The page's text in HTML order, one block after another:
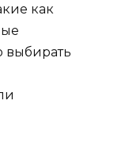
как
выбирать